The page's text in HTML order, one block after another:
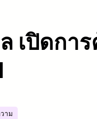
เปิดกา
าม